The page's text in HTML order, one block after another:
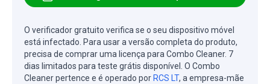
O verificador gratuito verifica se o seu dispositivo móvel
está infectado. Para usar a versão completa do produto,
precisa de comprar uma licença para Combo Cleaner. 7
dias limitados para teste grátis disponível. O Combo
Cleaner pertence e é operado por RCS LT, a empresa-mãe